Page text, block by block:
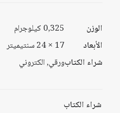
الوزن
0,325 كيلوجرام
الأبعاد
17 × 24 سنتيميتر
شراء الكتابورقي, الكتروني
شراء الكتاب